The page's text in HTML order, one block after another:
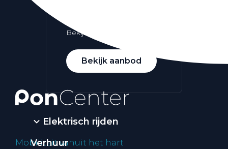
Bekijk ons aanbod
Bekijk aanbod
Elektrisch rijden
Verhuur
Mobiliteit vanuit het hart